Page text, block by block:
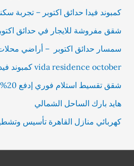
كمبوند فيدا حدائق اكتوبر – تجربة
شقق مفروشة للايجار في حدائق
سمسار حدائق اكتوبر – أراضي محلات
vida residence october كمبوند فيدا ريزيدنس حدائق اكتوبر
شقق تقسيط استلام فوري إدفع 20% وإستلم شقتك
هايد بارك الساحل الشمالي
كهربائي منازل القاهرة تأسيس